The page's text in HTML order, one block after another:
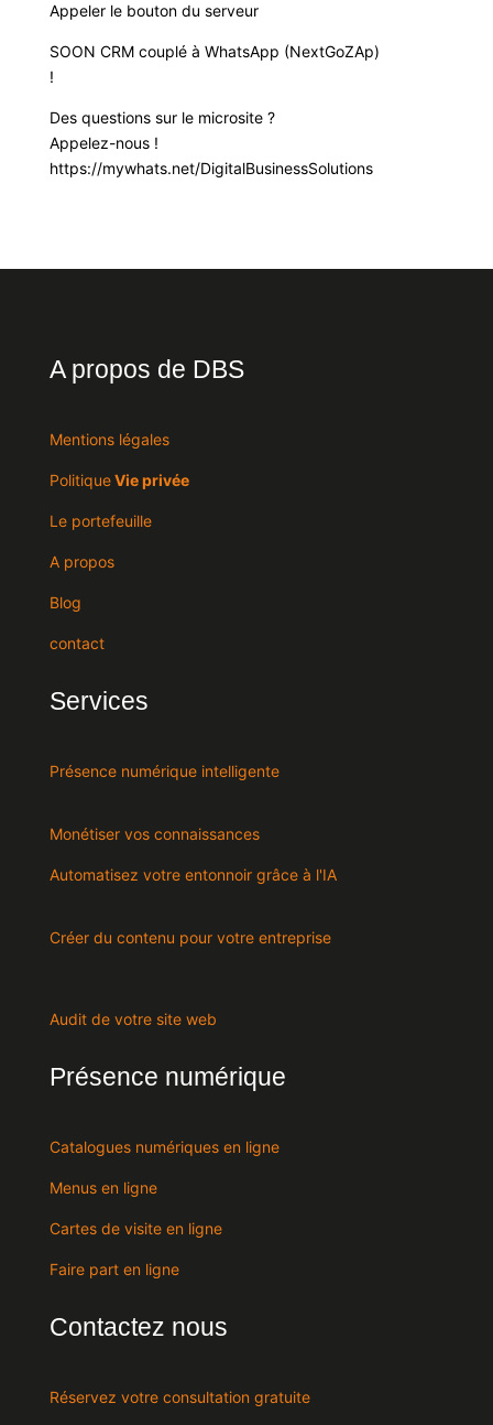
Appeler le bouton du serveur
SOON CRM couplé à WhatsApp (NextGoZAp)
!
Des questions sur le microsite ?
Appelez-nous !
https://mywhats.net/DigitalBusinessSolutions
A propos de DBS
Mentions légales
PolitiqueVie privée
Le portefeuille
A propos
Blog
contact
Services
Présence numérique intelligente
Monétiser vos connaissances
Automatisez votre entonnoir grâce à l'IA
Créer du contenu pour votre entreprise
Audit de votre site web
Présence numérique
Catalogues numériques en ligne
Menus en ligne
Cartes de visite en ligne
Faire part en ligne
Contactez nous
Réservez votre consultation gratuite